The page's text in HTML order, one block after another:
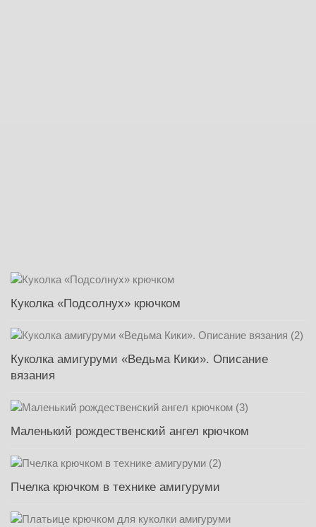
Куколка «Подсолнух» крючком
Куколка амигуруми «Ведьма Кики». Описание
вязания
Маленький рождественский ангел крючком
Пчелка крючком в технике амигуруми